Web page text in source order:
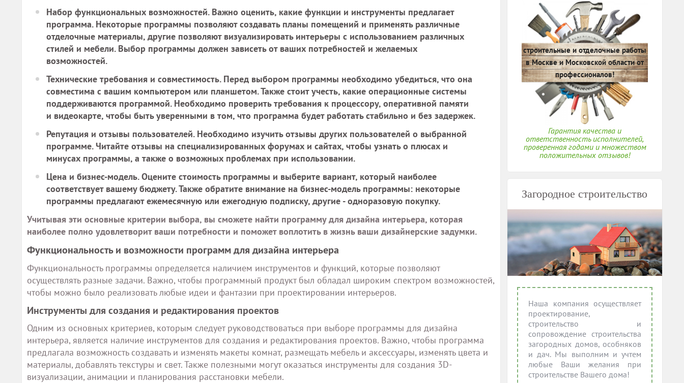
Набор функциональных возможностей.Важно оценить, какие функции и инструменты предлагает
программа. Некоторые программы позволяют создавать планы помещений и применять различные
отделочные материалы, другие позволяют визуализировать интерьеры с использованием различных
стилей и мебели. Выбор программы должен зависеть от ваших потребностей и желаемых
возможностей.
Технические требования и совместимость.Перед выбором программы необходимо убедиться, что она
совместима с вашим компьютером или планшетом. Также стоит учесть, какие операционные системы
поддерживаются программой. Необходимо проверить требования к процессору, оперативной памяти
и видеокарте, чтобы быть уверенными в том, что программа будет работать стабильно и без задержек.
Репутация и отзывы пользователей.Необходимо изучить отзывы других пользователей о выбранной
программе. Читайте отзывы на специализированных форумах и сайтах, чтобы узнать о плюсах и
минусах программы, а также о возможных проблемах при использовании.
Цена и бизнес-модель.Оцените стоимость программы и выберите вариант, который наиболее
соответствует вашему бюджету. Также обратите внимание на бизнес-модель программы: некоторые
программы предлагают ежемесячную или ежегодную подписку, другие - одноразовую покупку.
Учитывая эти основные критерии выбора, вы сможете найти программу для дизайна интерьера, которая
наиболее полно удовлетворит ваши потребности и поможет воплотить в жизнь ваши дизайнерские задумки.
Функциональность и возможности программ для дизайна интерьера
Функциональность программы определяется наличием инструментов и функций, которые позволяют
осуществлять разные задачи. Важно, чтобы программный продукт был обладал широким спектром возможностей,
чтобы можно было реализовать любые идеи и фантазии при проектировании интерьеров.
Инструменты для создания и редактирования проектов
Одним из основных критериев, которым следует руководствоваться при выборе программы для дизайна
интерьера, является наличие инструментов для создания и редактирования проектов. Важно, чтобы программа
предлагала возможность создавать и изменять макеты комнат, размещать мебель и аксессуары, изменять цвета и
материалы, добавлять текстуры и свет. Также полезными могут оказаться инструменты для создания 3D-
визуализации, анимации и планирования расстановки мебели.
строительные и отделочные работы
в Москве и Московской области от
профессионалов!
Гарантия качества и
ответственность исполнителей,
проверенная годами и множеством
положительных отзывов!
Загородное строительство
Наша компания осуществляет
проектирование,
строительство и
сопровождение строительства
загородных домов, особняков
и дач. Мы выполним и учтем
любые Ваши желания при
строительстве Вашего дома!